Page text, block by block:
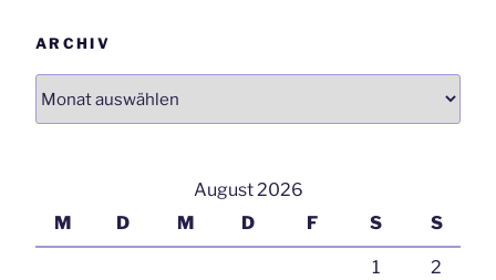
ARCHIV
August 2026
M
D M D F S S
1
2